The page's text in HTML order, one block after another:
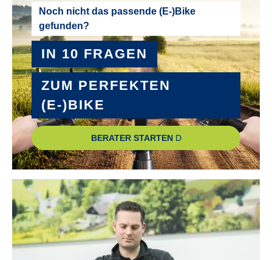
SCHALTHEBEL :
SHIMANO Nexus SL-C3000 Revoshift
SCHALTUNGSTYP :
Nabenschaltung
SCHEINWERFER :
Fuxon DHL-511, LED mit Schalter
SCHUTZBLECHE :
Stahl
SONSTIGES :
Mittelbauständer, zulässiges Gesamtgewicht 135 kg
Noch nicht das passende (E-)Bike
gefunden?
IN 10 FRAGEN
ZUM PERFEKTEN
(E-)BIKE
BERATER STARTEN